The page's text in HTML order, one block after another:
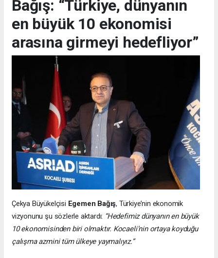
Bağış: “Türkiye, dünyanın
en büyük 10 ekonomisi
arasına girmeyi hedefliyor”
Çekya Büyükelçisi Egemen Bağış, Türkiye’nin ekonomik
vizyonunu şu sözlerle aktardı: “Hedefimiz dünyanın en büyük
10 ekonomisinden biri olmaktır. Kocaeli’nin ortaya koyduğu
çalışma azmini tüm ülkeye yaymalıyız.”